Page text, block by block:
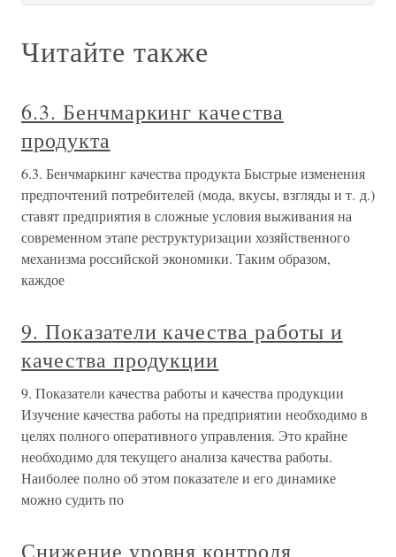
Читайте также
6.3. Бенчмаркинг качества
продукта
6.3. Бенчмаркинг качества продукта Быстрые изменения
предпочтений потребителей (мода, вкусы, взгляды и т. д.)
ставят предприятия в сложные условия выживания на
современном этапе реструктуризации хозяйственного
механизма российской экономики. Таким образом,
каждое
9. Показатели качества работы и
качества продукции
9. Показатели качества работы и качества продукции
Изучение качества работы на предприятии необходимо в
целях полного оперативного управления. Это крайне
необходимо для текущего анализа качества работы.
Наиболее полно об этом показателе и его динамике
можно судить по
Снижение уровня контроля